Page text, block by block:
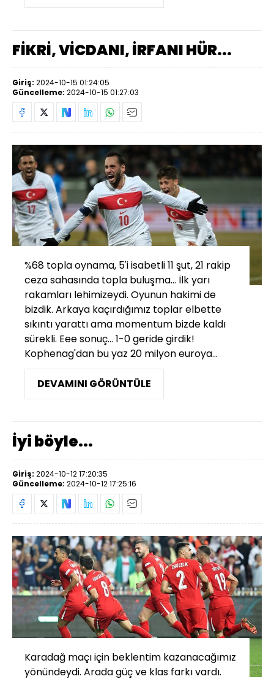
FİKRİ, VİCDANI, İRFANI HÜR...
Giriş: 2024-10-15 01:24:05
Güncelleme: 2024-10-15 01:27:03
%68 topla oynama, 5'i isabetli 11 şut, 21 rakip
ceza sahasında topla buluşma... İlk yarı
rakamları lehimizeydi. Oyunun hakimi de
bizdik. Arkaya kaçırdığımız toplar elbette
sıkıntı yarattı ama momentum bizde kaldı
sürekli. Eee sonuç... 1-0 geride girdik!
Kophenag'dan bu yaz 20 milyon euroya...
DEVAMINI GÖRÜNTÜLE
İyi böyle...
Giriş: 2024-10-12 17:20:35
Güncelleme: 2024-10-12 17:25:16
Karadağ maçı için beklentim kazanacağımız
yönündeydi. Arada güç ve klas farkı vardı.